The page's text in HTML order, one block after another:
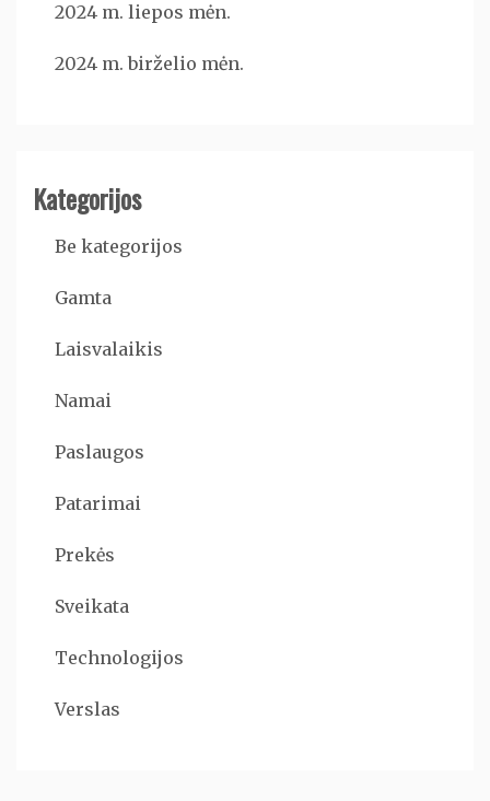
2024 m. liepos mėn.
2024 m. birželio mėn.
Kategorijos
Be kategorijos
Gamta
Laisvalaikis
Namai
Paslaugos
Patarimai
Prekės
Sveikata
Technologijos
Verslas